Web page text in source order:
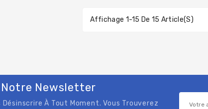
Affichage 1-15 De 15 Article(s)
Newsletter
Désinscrire À Tout Moment. Vous Trouverez